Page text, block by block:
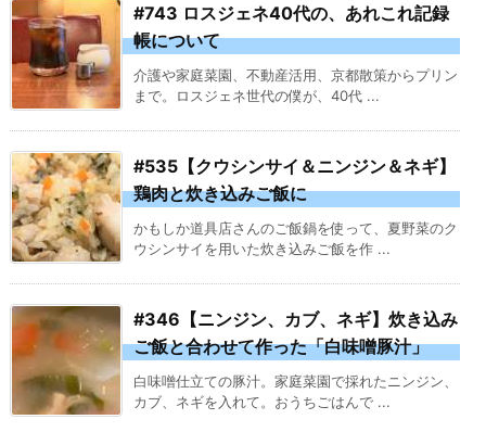
#743 ロスジェネ40代の、あれこれ記録
帳について
介護や家庭菜園、不動産活用、京都散策からプリン
まで。ロスジェネ世代の僕が、40代 ...
#535【クウシンサイ＆ニンジン＆ネギ】
鶏肉と炊き込みご飯に
かもしか道具店さんのご飯鍋を使って、夏野菜のク
ウシンサイを用いた炊き込みご飯を作 ...
#346【ニンジン、カブ、ネギ】炊き込み
ご飯と合わせて作った「白味噌豚汁」
白味噌仕立ての豚汁。家庭菜園で採れたニンジン、
カブ、ネギを入れて。おうちごはんで ...